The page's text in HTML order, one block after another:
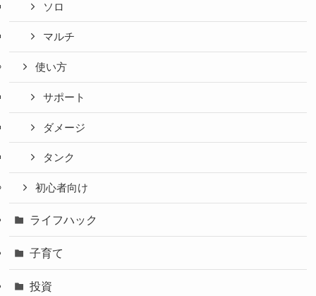
ソロ
マルチ
使い方
サポート
ダメージ
タンク
初心者向け
ライフハック
子育て
投資